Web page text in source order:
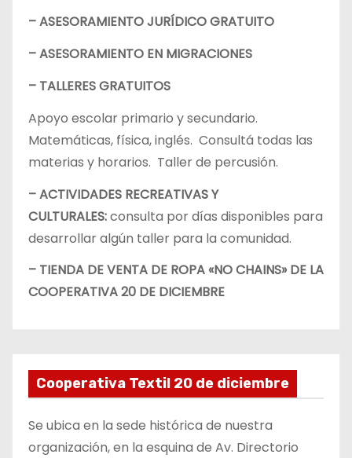
– ASESORAMIENTO JURÍDICO GRATUITO
– ASESORAMIENTO EN MIGRACIONES
– TALLERES GRATUITOS
Apoyo escolar primario y secundario.
Matemáticas, física, inglés. Consultá todas las
materias y horarios. Taller de percusión.
– ACTIVIDADES RECREATIVAS Y
CULTURALES:consulta por días disponibles para
desarrollar algún taller para la comunidad.
– TIENDA DE VENTA DE ROPA «NO CHAINS» DE LA
COOPERATIVA 20 DE DICIEMBRE
Cooperativa Textil 20 de diciembre
Se ubica en la sede histórica de nuestra
organización, en la esquina de Av. Directorio